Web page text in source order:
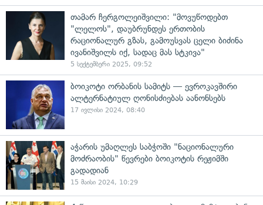
თამარ ჩერგოლეიშვილი: "მოვუწოდებთ
"ლელოს", დაუბრუნდეს ერთობის
რაციონალურ გზას, გამოუსვას ცელი ბიძინა
ივანიშვილს იქ, სადაც მას სტკივა"
5 სექტემბერი 2025, 09:52
ბოიკოტი ორბანის სამიტს — ევროკავშირი
ალტერნატიულ ღონისძიებას აანონსებს
17 ივლისი 2024, 08:40
აჭარის უმაღლეს საბჭოში "ნაციონალური
მოძრაობის" წევრები ბოიკოტის რეჟიმში
გადადიან
15 მაისი 2024, 10:29